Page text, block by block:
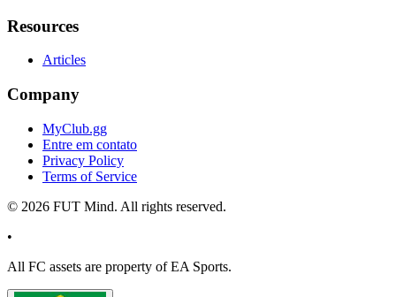
Resources
Articles
Company
MyClub.gg
Entre em contato
Privacy Policy
Terms of Service
© 2026 FUT Mind. All rights reserved.
•
All FC assets are property of EA Sports.